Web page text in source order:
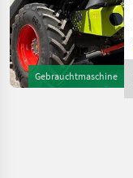
Gebrauchtmaschine